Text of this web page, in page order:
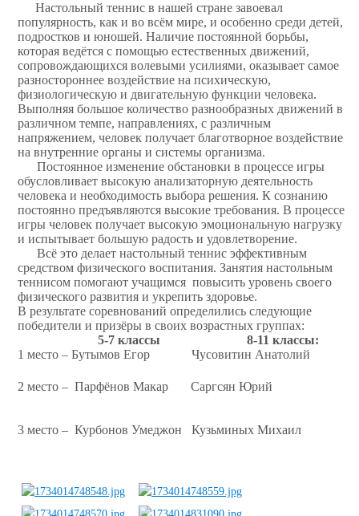
Настольный теннис в нашей стране завоевал
популярность, как и во всём мире, и особенно среди детей,
подростков и юношей. Наличие постоянной борьбы,
которая ведётся с помощью естественных движений,
сопровождающихся волевыми усилиями, оказывает самое
разностороннее воздействие на психическую,
физиологическую и двигательную функции человека.
Выполняя большое количество разнообразных движений в
различном темпе, направлениях, с различным
напряжением, человек получает благотворное воздействие
на внутренние органы и системы организма.
Постоянное изменение обстановки в процессе игры
обусловливает высокую анализаторную деятельность
человека и необходимость выбора решения. К сознанию
постоянно предъявляются высокие требования. В процессе
игры человек получает высокую эмоциональную нагрузку
и испытывает большую радость и удовлетворение.
Всё это делает настольный теннис эффективным
средством физического воспитания. Занятия настольным
теннисом помогают учащимся повысить уровень своего
физического развития и укрепить здоровье.
В результате соревнований определились следующие
победители и призёры в своих возрастных группах:
5-7 классы 8-11 классы:
1 место –Бутымов Егор Чусовитин Анатолий
2 место – Парфёнов Макар Саргсян Юрий
3 место – Курбонов УмеджонКузьминых Михаил